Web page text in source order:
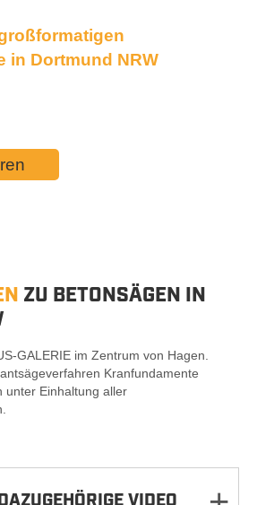
in Dortmund NRW
ZU BETONSÄGEN IN
GALERIE im Zentrum von Hagen.
Kranfundamente
unter Einhaltung aller
•